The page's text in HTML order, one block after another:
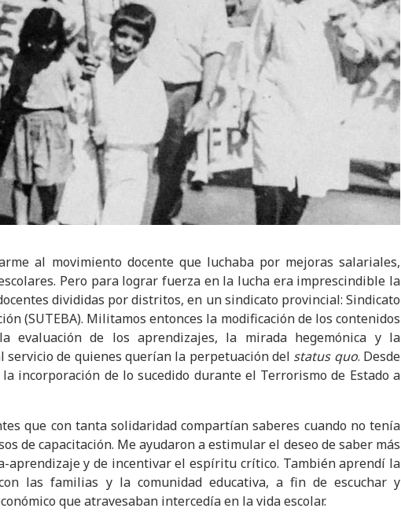
al movimiento docente que luchaba por mejoras salariales,
Pero para lograr fuerza en la lucha era imprescindible la
divididas por distritos, en un sindicato provincial: Sindicato
(SUTEBA). Militamos entonces la modificación de los contenidos
evaluación de los aprendizajes, la mirada hegemónica y la
servicio de quienes querían la perpetuación del status quo. Desde
incorporación de lo sucedido durante el Terrorismo de Estado a
que con tanta solidaridad compartían saberes cuando no tenía
de capacitación. Me ayudaron a estimular el deseo de saber más
aprendizaje y de incentivar el espíritu crítico. También aprendí la
las familias y la comunidad educativa, a fin de escuchar y
que atravesaban intercedía en la vida escolar.